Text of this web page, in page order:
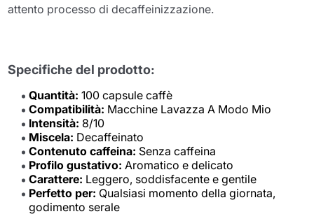
attento processo di decaffeinizzazione.
Specifiche del prodotto:
Quantità: 100 capsule caffè
Compatibilità: Macchine Lavazza A Modo Mio
Intensità: 8/10
Miscela: Decaffeinato
Contenuto caffeina: Senza caffeina
Profilo gustativo: Aromatico e delicato
Carattere: Leggero, soddisfacente e gentile
Perfetto per: Qualsiasi momento della giornata,
godimento serale